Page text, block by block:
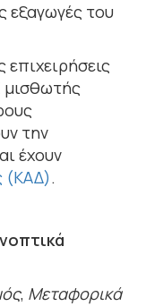
εξαγωγές του
επιχειρήσεις
μισθωτής
την
έχουν
(ΚΑΔ).
, Μεταφορικά